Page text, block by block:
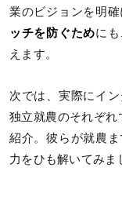
業のビジョンを明
ッチを防ぐために
えます。
次では、実際にイ
独立就農のそれぞ
紹介。彼らが就農
力をひも解いてみま